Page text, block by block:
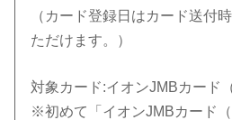
（カード登録日はカード送付
ただけます。）
対象カード:イオンJMBカード
※初めて「イオンJMBカード